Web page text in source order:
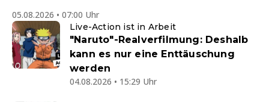
05.08.2026 • 07:00 Uhr
Live-Action ist in Arbeit
"Naruto"-Realverfilmung: Deshalb
kann es nur eine Enttäuschung
werden
04.08.2026 • 15:29 Uhr